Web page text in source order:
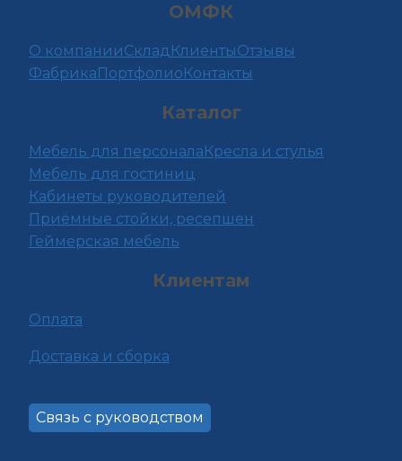
ОМФК
О компанииСкладКлиентыОтзывы
ФабрикаПортфолиоКонтакты
Каталог
Мебель для персоналаКресла и стулья
Мебель для гостиниц
Кабинеты руководителей
Приёмные стойки, ресепшен
Геймерская мебель
Клиентам
Оплата
Доставка и сборка
Связь с руководством